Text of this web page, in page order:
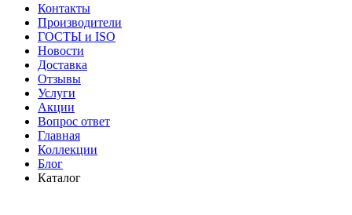
Контакты
Производители
ГОСТЫ и ISO
Новости
Доставка
Отзывы
Услуги
Акции
Вопрос ответ
Главная
Коллекции
Блог
Каталог